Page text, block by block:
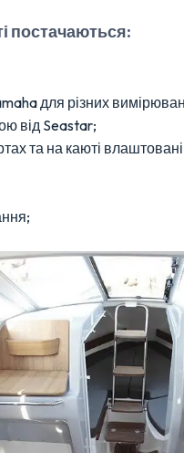
постачаються:
для різних
від Seastar;
та на каюті